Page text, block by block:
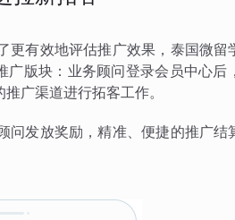
有效地评估推广效果，泰国微留
广版块：业务顾问登录会员中心后
广渠道进行拓客工作。
发放奖励，精准、便捷的推广结